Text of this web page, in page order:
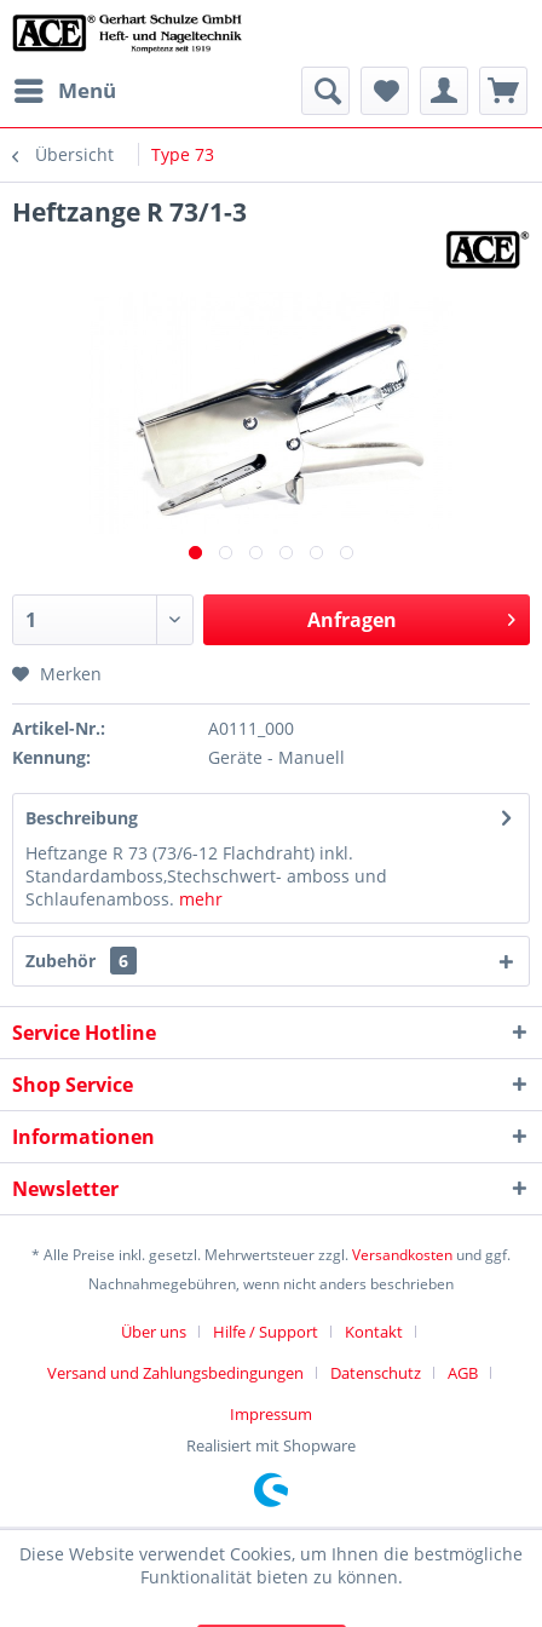
Menü
Übersicht Type 73
Heftzange R 73/1-3
Anfragen
Merken
Artikel-Nr.:
A0111_000
Kennung:
Geräte - Manuell
Beschreibung
Heftzange R 73 (73/6-12 Flachdraht) inkl.
Standardamboss,Stechschwert- amboss und
Schlaufenamboss. mehr
Zubehör 6
Service Hotline
Shop Service
Informationen
Newsletter
* Alle Preise inkl. gesetzl. Mehrwertsteuer zzgl.Versandkosten und ggf.
Nachnahmegebühren, wenn nicht anders beschrieben
Über uns Hilfe / Support
Kontakt
Versand und Zahlungsbedingungen
Datenschutz
AGB
Impressum
Realisiert mit Shopware
Diese Website verwendet Cookies, um Ihnen die bestmögliche
Funktionalität bieten zu können.